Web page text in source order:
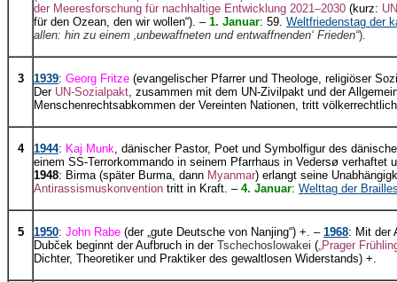
der Meeresforschung für nachhaltige Entwicklung 2021–2030 (kurz:
für den Ozean, den wir wollen“). – 1. Januar: 59. Weltfriedenstag der
allen: hin zu einem ‚unbewaffneten und entwaffnenden‘ Frieden“).
3 1939: Georg Fritze (evangelischer Pfarrer und Theologe, religiöser
Der UN-Sozialpakt , zusammen mit dem UN-Zivilpakt und der
Menschenrechtsabkommen der Vereinten Nationen, tritt
4 1944: Kaj Munk , dänischer Pastor, Poet und Symbolfigur des
einem SS-Terrorkommando in seinem Pfarrhaus in Vedersø
1948: Birma (später Burma, dann Myanmar) erlangt seine
Antirassismuskonvention tritt in Kraft. – 4. Januar: Welttag der
5 1950: John Rabe (der „gute Deutsche von Nanjing“) +. – 1968: Mit der
Dubček beginnt der Aufbruch in der Tschechoslowakei ( „Prager
Dichter, Theoretiker und Praktiker des gewaltlosen Widerstands) +.